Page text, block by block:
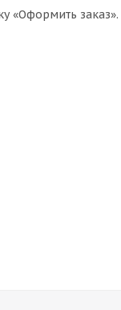
«Оформить заказ».